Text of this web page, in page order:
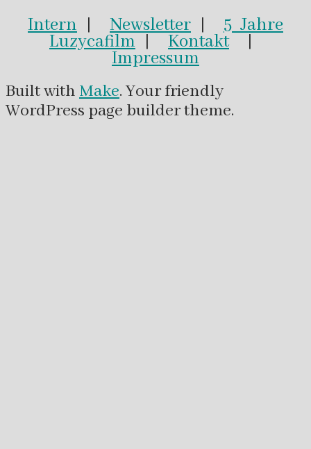
Intern | Newsletter | 5 Jahre
Luzycafilm | Kontakt|
Impressum
Built withMake. Your friendly
WordPress page builder theme.